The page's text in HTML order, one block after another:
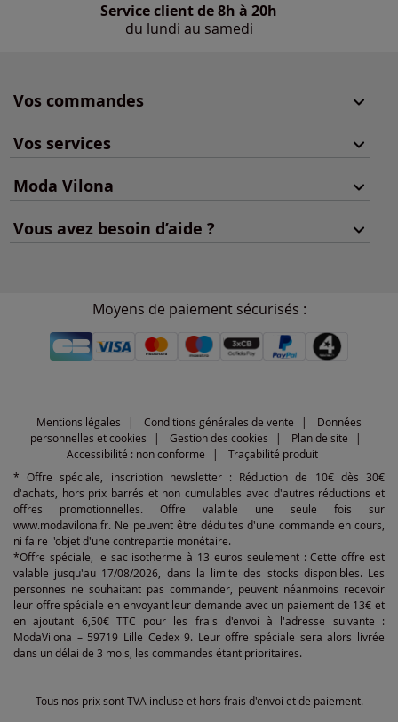
Service client de 8h à 20h
du lundi au samedi
Vos commandes
Vos services
Moda Vilona
Vous avez besoin d’aide ?
Moyens de paiement sécurisés :
Mentions légales Conditions générales de vente
Données
personnelles et cookies
Gestion des cookies
Plan de site
Accessibilité : non conforme
Traçabilité produit
* Offre spéciale, inscription newsletter : Réduction de 10€ dès 30€
d'achats, hors prix barrés et non cumulables avec d'autres réductions et
offres promotionnelles. Offre valable une seule fois sur
www.modavilona.fr. Ne peuvent être déduites d'une commande en cours,
ni faire l'objet d'une contrepartie monétaire.
*Offre spéciale, le sac isotherme à 13 euros seulement : Cette offre est
valable jusqu'au 17/08/2026, dans la limite des stocks disponibles. Les
personnes ne souhaitant pas commander, peuvent néanmoins recevoir
leur offre spéciale en envoyant leur demande avec un paiement de 13€ et
en ajoutant 6,50€ TTC pour les frais d'envoi à l'adresse suivante :
ModaVilona – 59719 Lille Cedex 9. Leur offre spéciale sera alors livrée
dans un délai de 3 mois, les commandes étant prioritaires.
Tous nos prix sont TVA incluse et hors frais d'envoi et de paiement.